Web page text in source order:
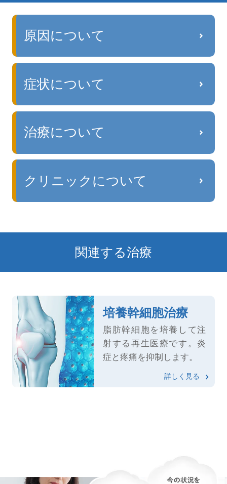
原因について
症状について
治療について
クリニックについて
関連する治療
培養幹細胞治療
脂肪幹細胞を培養して注
射する再生医療です。炎
症と疼痛を抑制します。
詳しく見る